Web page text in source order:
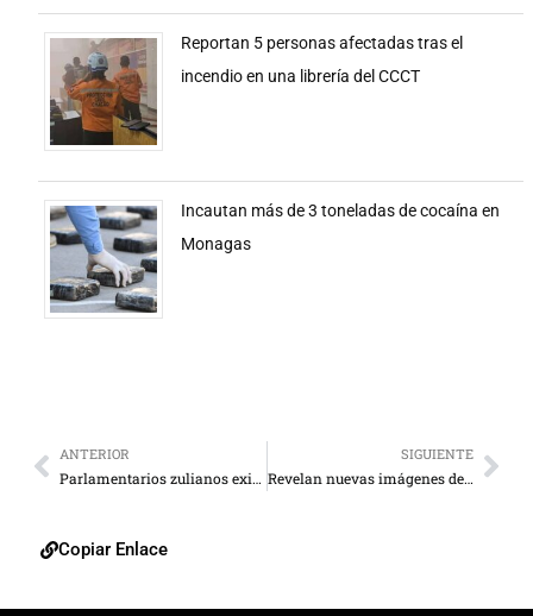
Reportan 5 personas afectadas tras el
incendio en una librería del CCCT
Incautan más de 3 toneladas de cocaína en
Monagas
ANTERIOR
Parlamentarios zulianos exigen detención de dirigentes de oposición que promueven actos “terroristas” en Maracaibo
SIGUIENTE
Revelan nuevas imágenes de Black Panther
Copiar Enlace